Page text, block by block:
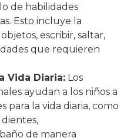
de habilidades
Esto incluye la
escribir, saltar,
que requieren
Vida Diaria: Los
ayudan a los niños a
para la vida diaria, como
de manera